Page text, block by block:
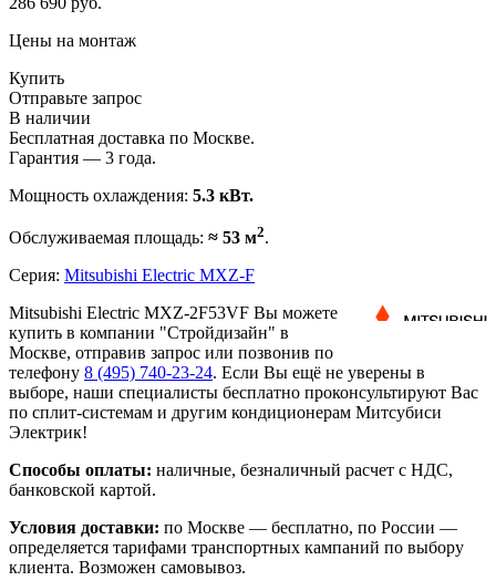
Цены на монтаж
Купить
Отправьте запрос
В наличии
Бесплатная доставка по Москве.
Гарантия — 3 года.
Мощность охлаждения: 5.3 кВт.
Обслуживаемая площадь: ≈ 53 м2.
Серия: Mitsubishi Electric MXZ-F
Mitsubishi Electric MXZ-2F53VF Вы можете
купить в компании "Стройдизайн" в
Москве, отправив запрос или позвонив по
телефону 8 (495) 740-23-24. Если Вы ещё не уверены в
выборе, наши специалисты бесплатно проконсультируют Вас
по сплит-системам и другим кондиционерам Митсубиси
Электрик!
Способы оплаты: наличные, безналичный расчет с НДС,
банковской картой.
Условия доставки: по Москве — бесплатно, по России —
определяется тарифами транспортных кампаний по выбору
клиента. Возможен самовывоз.